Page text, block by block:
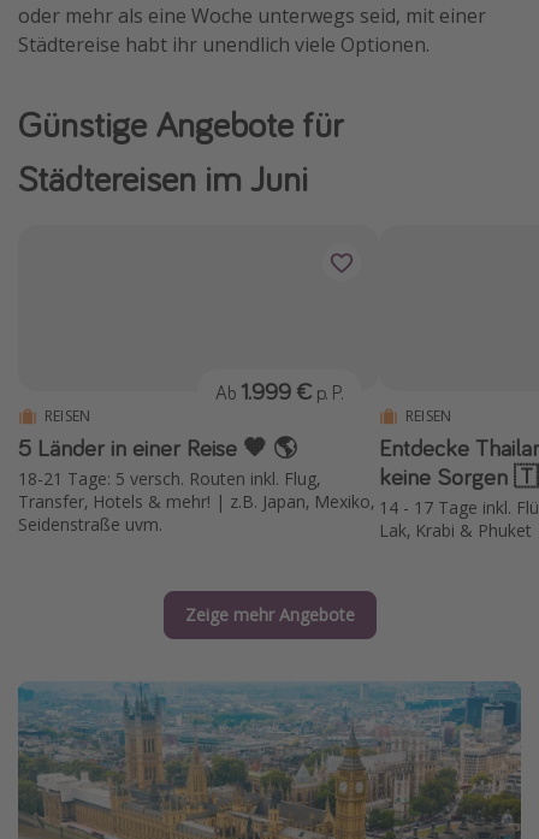
oder mehr als eine Woche unterwegs seid, mit einer
Städtereise habt ihr unendlich viele Optionen.
Günstige Angebote für
Städtereisen im Juni
REISEN
5 Länder in einer Reise 🧡 🌎
18-21 Tage: 5 versch. Routen inkl. Flug,
Transfer, Hotels & mehr! | z.B. Japan, Mexiko,
Seidenstraße uvm.
Ab 1.999 € p. P.
REISEN
Entdecke
keine Sorgen
14 - 17 Tage inkl.
Lak, Krabi & Phuket
Zeige mehr Angebote